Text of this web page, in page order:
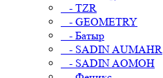
- TZR
- GEOMETRY
- Батыр
- SADIN AUMAHR
- SADIN AOMOH